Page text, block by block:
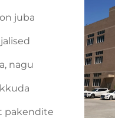
juba
nagu
pakendite